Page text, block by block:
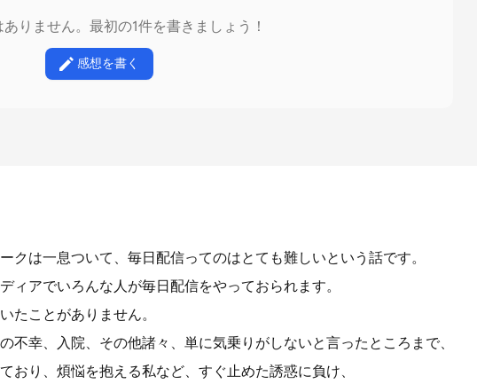
ありません。最初の1件を書きましょう！
感想を書く
クは一息ついて、毎日配信ってのはとても難しいという話です。
ィアでいろんな人が毎日配信をやっておられます。
たことがありません。
不幸、入院、その他諸々、単に気乗りがしないと言ったところまで、
おり、煩悩を抱える私など、すぐ止めた誘惑に負け、